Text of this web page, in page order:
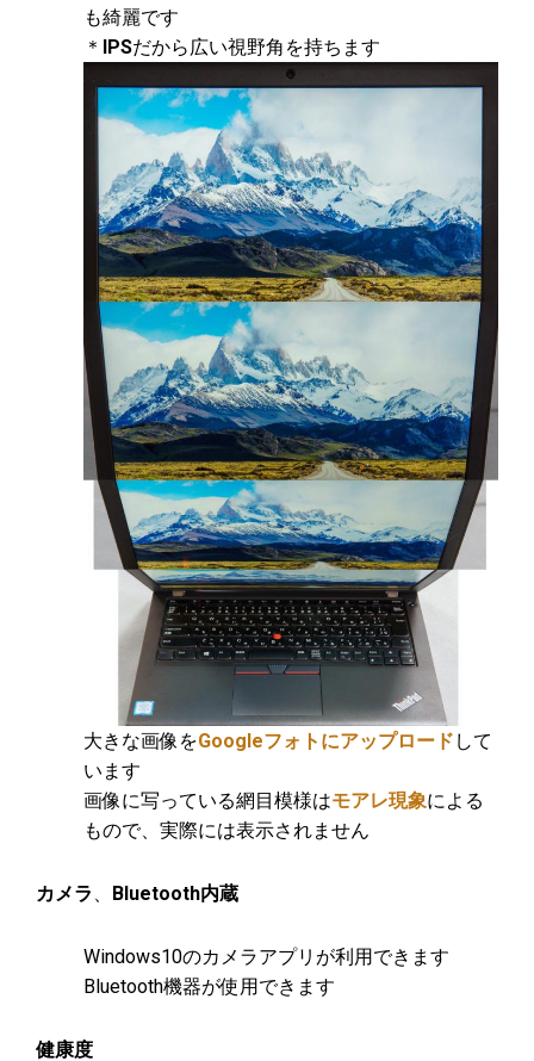
も綺麗です
＊ IPSだから広い視野角を持ちます
大きな画像をGoogleフォトにアップロード して
います
画像に写っている網目模様はモアレ現象による
もので、実際には表示されません
カメラ 、 Bluetooth内蔵
Windows10のカメラアプリが利用できます
Bluetooth機器が使用できます
健康度